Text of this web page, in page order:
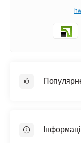
Чи можна
Медальниці